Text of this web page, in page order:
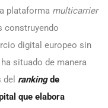
plataforma multicarrier
construyendo
digital europeo sin
situado de manera
rankingde
que elabora